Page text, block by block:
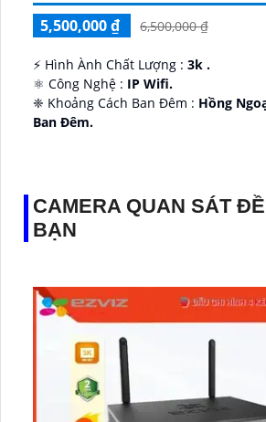
5,500,000 ₫
6,500,000 ₫
️⚡ Hình Ành Chất Lượng : 3k .
⚛️ Công Nghệ : IP Wifi.
❈ Khoảng Cách Ban Đêm : Hồng
Ban Ðêm.
CAMERA QUAN SÁT
BẠN